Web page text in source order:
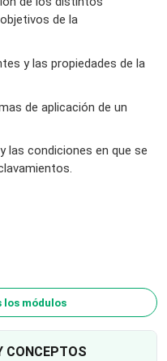
de la
y las propiedades de la
de aplicación de un
las condiciones en que se
los módulos
CONCEPTOS